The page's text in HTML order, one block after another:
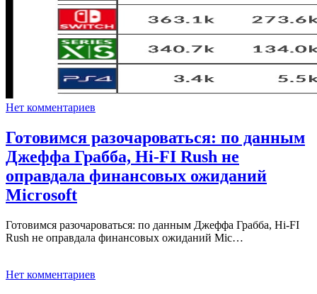
Нет комментариев
Готовимся разочароваться: по данным
Джеффа Грабба, Hi-FI Rush не
оправдала финансовых ожиданий
Microsoft
Готовимся разочароваться: по данным Джеффа Грабба, Hi-FI
Rush не оправдала финансовых ожиданий Mic…
Нет комментариев